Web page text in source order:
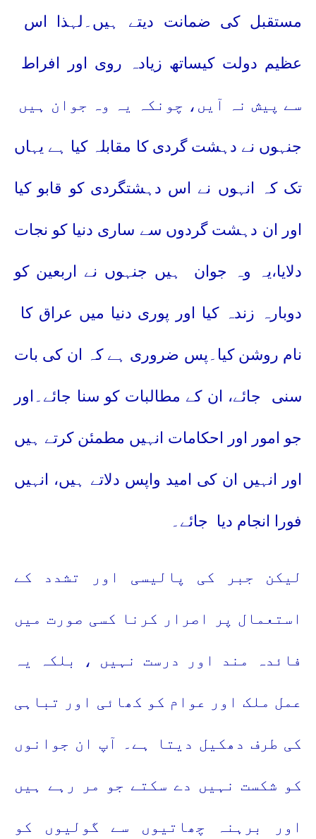
مستقبل کی ضمانت دیتے ہیں۔لہذا اس
عظیم دولت کیساتھ زیادہ روی اور افراط
سے پیش نہ آیں، چونکہ یہ وہ جوان ہیں
جنہوں نے دہشت گردی کا مقابلہ کیا ہے یہاں
تک کہ انہوں نے اس دہشتگردی کو قابو کیا
اور ان دہشت گردوں سے ساری دنیا کو نجات
دلایا،یہ وہ جوان ہیں جنہوں نے اربعین کو
دوبارہ زندہ کیا اور پوری دنیا میں عراق کا
نام روشن کیا۔پس ضروری ہے کہ ان کی بات
سنی جائے، ان کے مطالبات کو سنا جائے۔اور
جو امور اور احکامات انہیں مطمئن کرتے ہیں
اور انہیں ان کی امید واپس دلاتے ہیں، انہیں
فورا انجام دیا جائے۔
لیکن جبر کی پالیسی اور تشدد کے
استعمال پر اصرار کرنا کسی صورت میں
فائدہ مند اور درست نہیں ، بلکہ یہ
عمل ملک اور عوام کو کھائی اور تباہی
کی طرف دھکیل دیتا ہے۔ آپ ان جوانوں
کو شکست نہیں دے سکتے جو مر رہے ہیں
اور برہنہ چھاتیوں سے گولیوں کو